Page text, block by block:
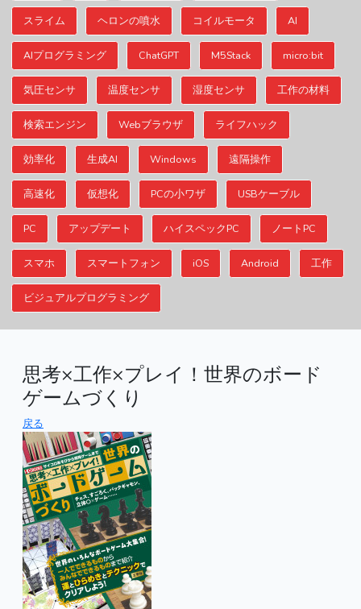
スライム ヘロンの噴水 コイルモータ AI
AIプログラミング ChatGPT M5Stack micro:bit
気圧センサ 温度センサ 湿度センサ 工作の材料
検索エンジン Webブラウザ ライフハック
効率化 生成AI Windows 遠隔操作
高速化 仮想化 PCの小ワザ USBケーブル
PC アップデート ハイスペックPC ノートPC
スマホ スマートフォン iOS Android 工作
ビジュアルプログラミング
思考×工作×プレイ！世界のボード
ゲームづくり
戻る